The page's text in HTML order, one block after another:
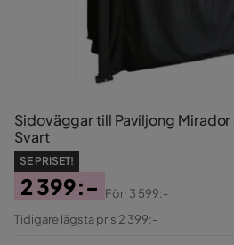
Sidoväggar till Paviljong
Svart
SE PRISET!
Pris
2 399:-
Original
Förr3 599:-
Tidigare lägsta pris 2 399:-